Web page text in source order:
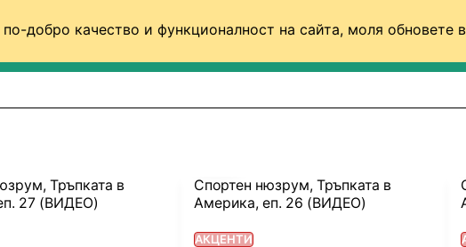
по-добро качество и функционалност на сайта, моля обновете
Тръпката в
27 (ВИДЕО)
Спортен нюзрум, Тръпката в
Америка, еп. 26 (ВИДЕО)
АКЦЕНТИ